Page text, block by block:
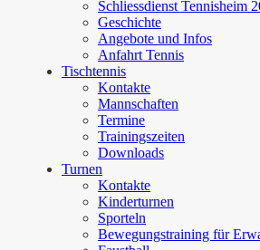
Schliessdienst Tennisheim
Geschichte
Angebote und Infos
Anfahrt Tennis
Tischtennis
Kontakte
Mannschaften
Termine
Trainingszeiten
Downloads
Turnen
Kontakte
Kinderturnen
Sporteln
Bewegungstraining für